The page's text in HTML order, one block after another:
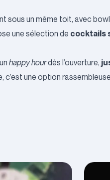
sous un même toit, avec
une sélection de cocktails
happy hourdès l’ouverture,
c’est une option